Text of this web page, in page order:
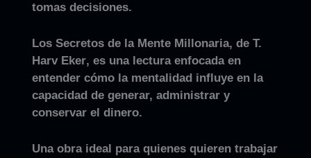
tomas decisiones.
Los Secretos de la Mente Millonaria, de T.
Harv Eker, es una lectura enfocada en
entender cómo la mentalidad influye en la
capacidad de generar, administrar y
conservar el dinero.
Una obra ideal para quienes quieren trabajar